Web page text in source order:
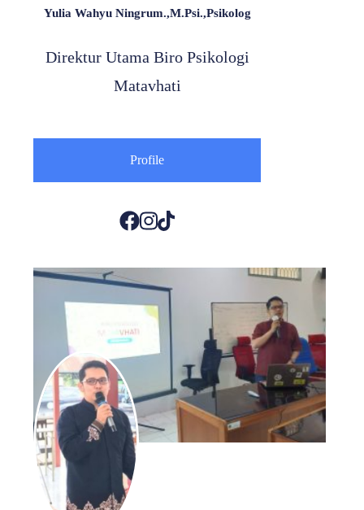
Yulia Wahyu Ningrum.,M.Psi.,Psikolog
Direktur Utama Biro Psikologi
Matavhati
Profile